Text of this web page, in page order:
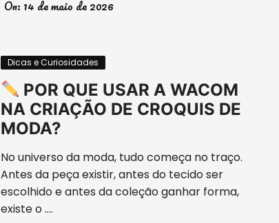
On: 14 de maio de 2026
Dicas e Curiosidades
POR QUE USAR A WACOM
NA CRIAÇÃO DE CROQUIS DE
MODA?
No universo da moda, tudo começa no traço.
Antes da peça existir, antes do tecido ser
escolhido e antes da coleção ganhar forma,
existe o ….